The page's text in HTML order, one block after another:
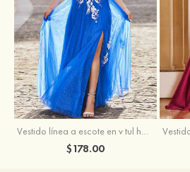
Vestido línea a escote en v tul hasta el suelo vestido de graduación
$178.00